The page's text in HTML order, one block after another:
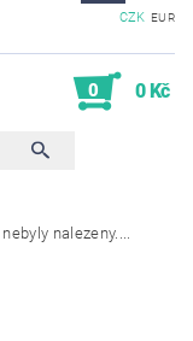
CZK EUR
0 0 Kč
nebyly nalezeny....